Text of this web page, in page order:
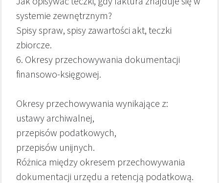
systemie zewnętrznym?
Spisy spraw, spisy zawartości akt, teczki
zbiorcze.
6. Okresy przechowywania dokumentacji
finansowo-księgowej.
Okresy przechowywania wynikające z:
ustawy archiwalnej,
przepisów podatkowych,
przepisów unijnych.
Różnica między okresem przechowywania
dokumentacji urzędu a retencją podatkową.